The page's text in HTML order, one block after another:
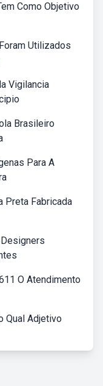
Como Objetivo
Utilizados
Vigilancia
Brasileiro
Para A
Preta Fabricada
O Atendimento
Qual Adjetivo